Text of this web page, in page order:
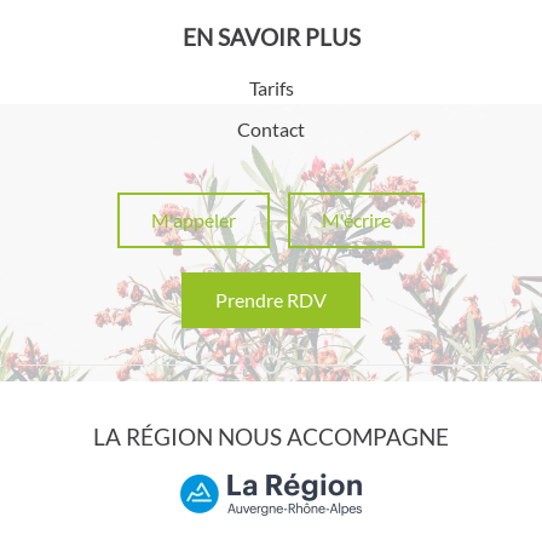
EN SAVOIR PLUS
Tarifs
Contact
M'appeler M'écrire
Prendre RDV
LA RÉGION NOUS ACCOMPAGNE